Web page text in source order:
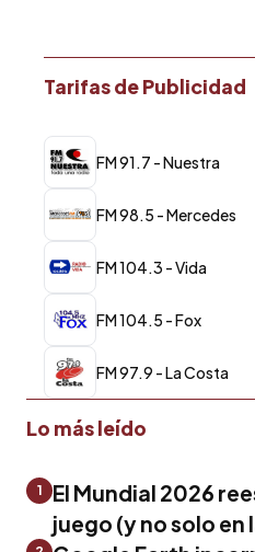
Tarifas de Publicidad
FM 91.7 - Nuestra
FM 98.5 - Mercedes
FM 104.3 - Vida
FM 104.5 - Fox
FM 97.9 - La Costa
Lo más leído
1
El Mundial 2026
juego (y no solo en